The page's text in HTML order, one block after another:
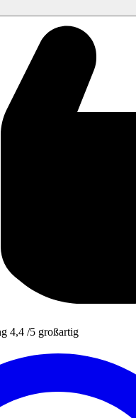
4,4 /5 großartig